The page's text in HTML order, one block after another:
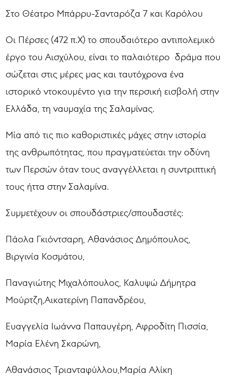
Στο Θέατρο Μπάρρυ-Σανταρόζα 7 και Καρόλου
Οι Πέρσες (472 π.Χ) το σπουδαιότερο αντιπολεμικό
έργο του Αισχύλου, είναι το παλαιότερο δράμα που
σώζεται στις μέρες μας και ταυτόχρονα ένα
ιστορικό ντοκουμέντο για την περσική εισβολή στην
Ελλάδα, τη ναυμαχία της Σαλαμίνας.
Μία από τις πιο καθοριστικές μάχες στην ιστορία
της ανθρωπότητας, που πραγματεύεται την οδύνη
των Περσών όταν τους αναγγέλλεται η συντριπτική
τους ήττα στην Σαλαμίνα.
Συμμετέχουν οι σπουδάστριες/σπουδαστές:
Πάολα Γκιόντσαρη, Αθανάσιος Δημόπουλος,
Βιργινία Κοσμάτου,
Παναγιώτης Μιχαλόπουλος, Καλυψώ Δήμητρα
Μούρτζη,Αικατερίνη Παπανδρέου,
Ευαγγελία Ιωάννα Παπαυγέρη, Αφροδίτη Πισσία,
Μαρία Ελένη Σκαρώνη,
Αθανάσιος Τριανταφύλλου,Μαρία Αλίκη